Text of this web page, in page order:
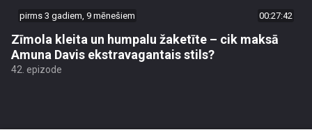
pirms 3 gadiem, 9 mēnešiem 00:27:42
Zīmola kleita un humpalu žaketīte – cik maksā
Amuna Davis ekstravagantais stils?
42. epizode